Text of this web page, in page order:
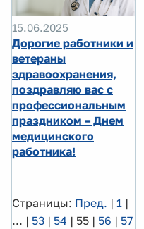
15.06.2025
Дорогие работники и
ветераны
здравоохранения,
поздравляю вас с
профессиональным
праздником – Днем
медицинского
работника!
Страницы: Пред. | 1 |
... | 53 | 54 | 55 | 56 | 57